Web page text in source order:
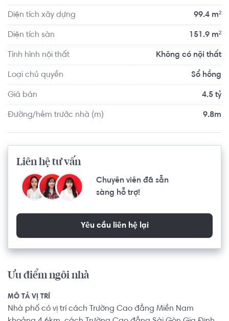
Diện tích xây dựng 99.4 m²
Diện tích sàn 151.9 m²
Tình hình nội thất Không có nội thất
Loại chủ quyền Sổ hồng
Giá bán 4.5 tỷ
Đường/hẻm trước nhà (m) 9.8m
Liên hệ tư vấn
Chuyên viên đã sẵn
sàng hỗ trợ!
Yêu cầu liên hệ lại
Ưu điểm ngôi nhà
MÔ TẢ VỊ TRÍ
Nhà phố có vị trí cách Trường Cao đẳng Miền Nam